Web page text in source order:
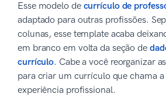
Esse modelo de currículo de
adaptado para outras profissões.
colunas, esse template acaba
em branco em volta da seção de
currículo. Cabe a você reorganizar
para criar um currículo que chama a
experiência profissional.